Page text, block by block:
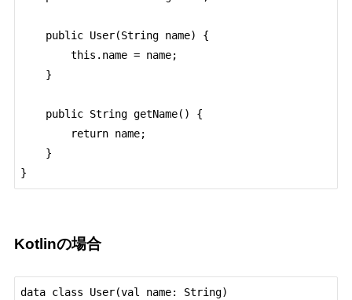
}
Kotlinの場合
data class User(val name: String)